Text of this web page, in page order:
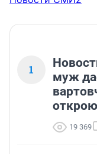
1
муж
19 369